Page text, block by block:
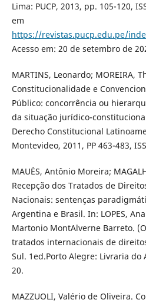
Lima: PUCP, 2013, pp. 105-120,
em
https://revistas.pucp.edu.pe/
Acesso em: 20 de setembro de
MARTINS, Leonardo; MOREIRA,
Constitucionalidade e
Público: concorrência ou
da situação jurídico-
Derecho Constitucional
Montevideo, 2011, PP 463-483,
MAUÉS, Antônio Moreira;
Recepção dos Tratados de
Nacionais: sentenças
Argentina e Brasil. In: LOPES,
Martonio MontAlverne Barreto.
tratados internacionais de
Sul. 1ed.Porto Alegre: Livraria do
20.
MAZZUOLI, Valério de Oliveira.